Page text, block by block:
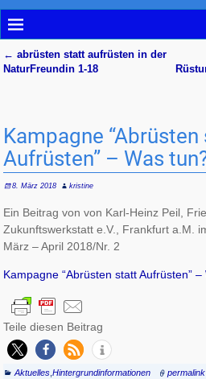
Artikelnavigation
← abrüsten statt aufrüsten in der
NaturFreundin 1-18
Kampagne
Aufrüsten” – Was
8. März 2018 kristine
Ein Beitrag von von Karl-Heinz Peil,
Zukunftswerkstatt e.V., Frankfurt a.M.
März – April 2018/Nr. 2
Kampagne “Abrüsten statt Aufrüsten”
Teile diesen Beitrag
Aktuelles ,Hintergrundinformationen permalink